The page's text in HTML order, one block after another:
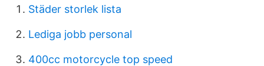
Städer storlek lista
Lediga jobb personal
400cc motorcycle top speed